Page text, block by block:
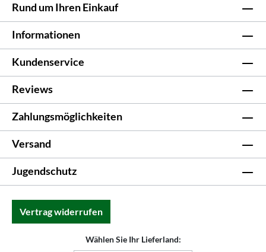
Rund um Ihren Einkauf
Informationen
Kundenservice
Reviews
Zahlungsmöglichkeiten
Versand
Jugendschutz
Vertrag widerrufen
Wählen Sie Ihr Lieferland: